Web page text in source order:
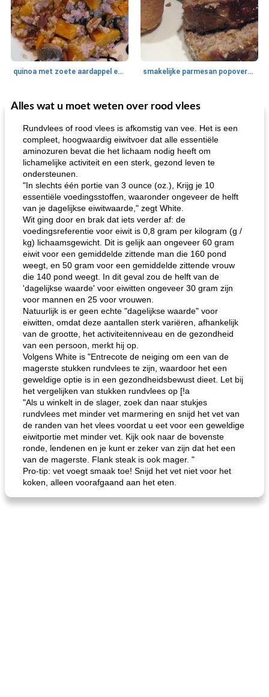
quinoa met zoete aardappel en champignons smakelijke parmesan popovers (gezonder!)
40min
One Dish Meal
gemakkelijke rijst en hamburger een gerecht diner
Soepen, stoofschotels en Chili
Alles wat u moet weten over rood vlees
Rundvlees of rood vlees is afkomstig van vee. Het is een
compleet, hoogwaardig eiwitvoer dat alle essentiële
aminozuren bevat die het lichaam nodig heeft om
lichamelijke activiteit en een sterk, gezond leven te
ondersteunen.
"In slechts één portie van 3 ounce (oz.), Krijg je 10
essentiële voedingsstoffen, waaronder ongeveer de helft
van je dagelijkse eiwitwaarde," zegt White.
Wit ging door en brak dat iets verder af: de
voedingsreferentie voor eiwit is 0,8 gram per kilogram (g /
kg) lichaamsgewicht. Dit is gelijk aan ongeveer 60 gram
eiwit voor een gemiddelde zittende man die 160 pond
weegt, en 50 gram voor een gemiddelde zittende vrouw
die 140 pond weegt. In dit geval zou de helft van de
'dagelijkse waarde' voor eiwitten ongeveer 30 gram zijn
voor mannen en 25 voor vrouwen.
Natuurlijk is er geen echte "dagelijkse waarde" voor
eiwitten, omdat deze aantallen sterk variëren, afhankelijk
van de grootte, het activiteitenniveau en de gezondheid
van een persoon, merkt hij op.
Volgens White is "Entrecote de neiging om een ​​van de
magerste stukken rundvlees te zijn, waardoor het een
geweldige optie is in een gezondheidsbewust dieet. Let bij
het vergelijken van stukken rundvlees op [!a
"Als u winkelt in de slager, zoek dan naar stukjes
rundvlees met minder vet marmering en snijd het vet van
de randen van het vlees voordat u eet voor een geweldige
eiwitportie met minder vet. Kijk ook naar de bovenste
ronde, lendenen en je kunt er zeker van zijn dat het een
van de magerste. Flank steak is ook mager. "
Pro-tip: vet voegt smaak toe! Snijd het vet niet voor het
koken, alleen voorafgaand aan het eten.